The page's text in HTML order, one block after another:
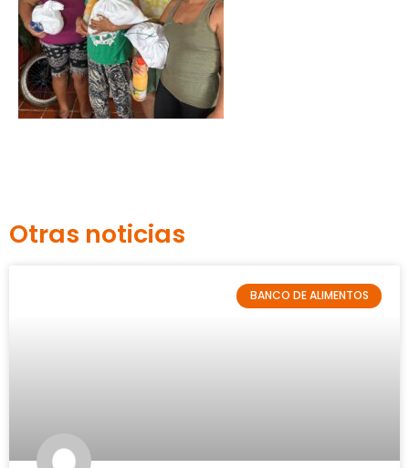
Otras noticias
BANCO DE ALIMENTOS